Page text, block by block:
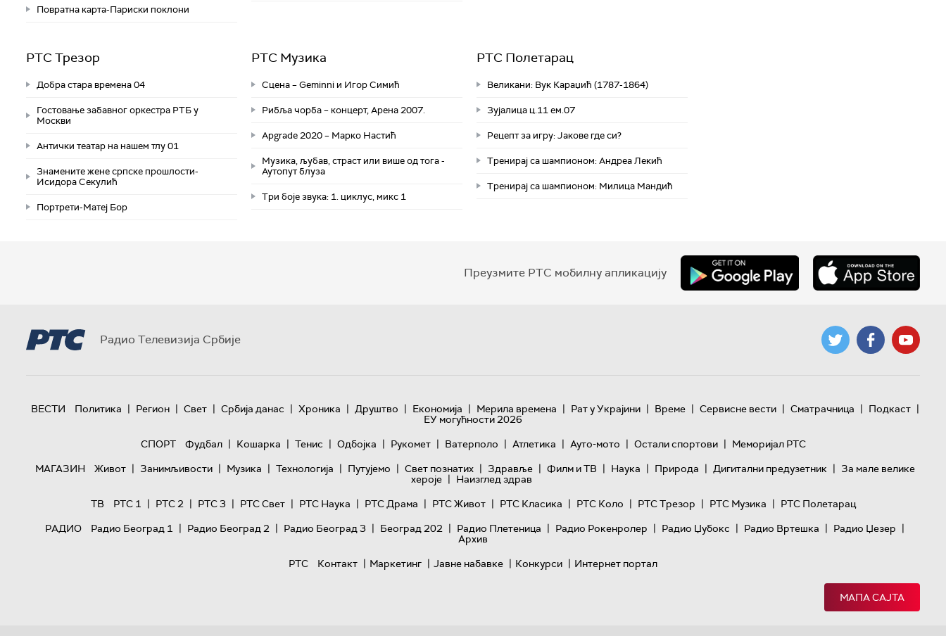
Повратна карта-Париски поклони
РТС Трезор
Добра стара времена 04
Гостовање забавног оркестра РТБ у
Москви
Антички театар на нашем тлу 01
Знамените жене српске прошлости-
Исидора Секулић
Портрети-Матеј Бор
РТС Музика
Сцена – Geminni и Игор Симић
Рибља чорба – концерт, Арена 2007.
Apgrade 2020 – Марко Настић
Музика, љубав, страст или више од тога -
Аутопут блуза
Три боје звука: 1. циклус, микс 1
РТС Полетарац
Великани: Вук Караџић (1787-1864)
Зујалица ц.11 ем.07
Рецепт за игру: Јакове где си?
Тренирај са шампионом: Андреа Лекић
Тренирај са шампионом: Милица Мандић
Преузмите РТС мобилну апликацију
Радио Телевизија Србије
ВЕСТИ Политика | Регион | Свет | Србија данас | Хроника | Друштво | Економија | Мерила времена | Рат у Украјини | Време | Сервисне вести | Сматрачница | Подкаст |
ЕУ могућности 2026
СПОРТ
Фудбал | Кошарка | Тенис | Одбојка | Рукомет | Ватерполо | Атлетика | Ауто-мото | Остали спортови | Меморијал РТС
МАГАЗИН
Живот | Занимљивости | Музика | Технологијa | Путујемо | Свет познатих | Здравље | Филм и ТВ | Наука | Природа | Дигитални предузетник | За мале велике
хероје | Наизглед здрав
ТВ
РТС 1 | РТС 2 | РТС 3 | РТС Свет | РТС Наука | РТС Драма | РТС Живот | РТС Класика | РТС Коло | РТС Трезор | РТС Музика | РТС Полетарац
РАДИО
Радио Београд 1 | Радио Београд 2 | Радио Београд 3 | Београд 202 | Радио Плетеница | Радио Рокенролер | Радио Џубокс | Радио Вртешка | Радио Џезер |
Архив
РТС
Контакт | Маркетинг | Јавне набавке | Конкурси | Интернет портал
МАПА САЈТА